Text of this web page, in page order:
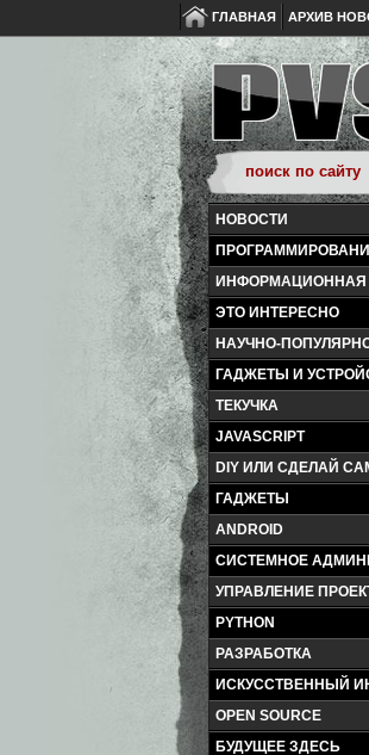
ГЛАВНАЯ АРХИВ
НОВОСТИ
ЭТО ИНТЕРЕСНО
НАУЧНО-
ГАДЖЕТЫ И
ТЕКУЧКА
JAVASCRIPT
DIY ИЛИ СДЕЛАЙ
ГАДЖЕТЫ
ANDROID
СИСТЕМНОЕ
УПРАВЛЕНИЕ
PYTHON
РАЗРАБОТКА
ИСКУССТВЕННЫЙ
OPEN SOURCE
БУДУЩЕЕ ЗДЕСЬ